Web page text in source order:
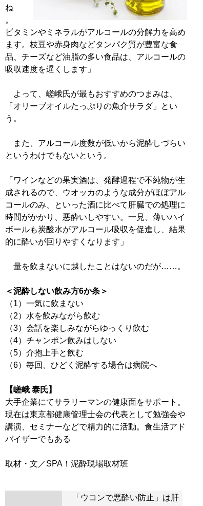
ね
。
ビタミンやミネラルがアルコールの分解力を高め
ます。枝豆や赤身肉などタンパク質が豊富な食
品、チーズなど油脂の多い食品は、アルコールの
吸収速度を遅くします」
よって、嵯峨氏が最もおすすめのつまみは、
「オリーブオイルたっぷりの魚介サラダ」とい
う。
また、アルコール度数が低いから泥酔しづらい
というわけでもないという。
「ワインなどの果実酒は、発酵過程で不純物が生
成されるので、ウオッカのような成分がほぼアル
コールのみ、といった酒に比べて肝臓での処理に
時間がかかり、悪酔いしやすい。一見、薄いハイ
ボールも炭酸水がアルコール吸収を促進し、結果
的に酔いが回りやすくなります」
量を飲まないに越したことはないのだが……。
＜泥酔しない飲み方6か条＞
（1）一気に飲まない
（2）水を飲みながら飲む
（3）会話を楽しみながらゆっくり飲む
（4）チャンポン飲みはしない
（5）介抱上手と飲む
（6）毎回、ひどく泥酔する場合は病院へ
【嵯峨 泰氏】
大手企業にてサラリーマンの健康面をサポート。
現在は東京都健康管理士会の代表として勉強会や
講演、セミナーなどで精力的に活動。食生活アド
バイザーでもある
「ウコンで悪酔い防止」は肝